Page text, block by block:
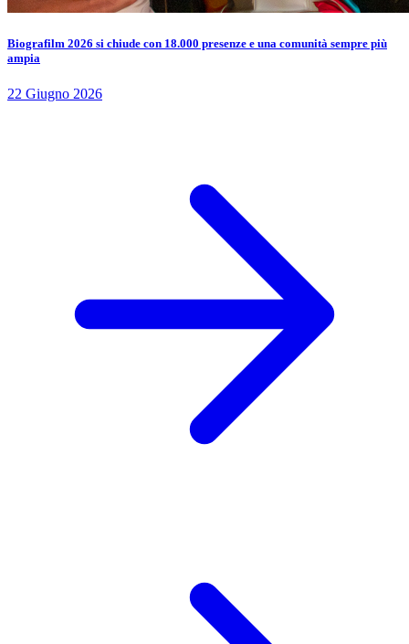
Biografilm 2026 si chiude con 18.000 presenze e una comunità sempre più
ampia
22 Giugno 2026